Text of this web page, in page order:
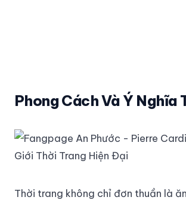
Phong Cách Và Ý Nghĩa
Thời trang không chỉ đơn thuần là